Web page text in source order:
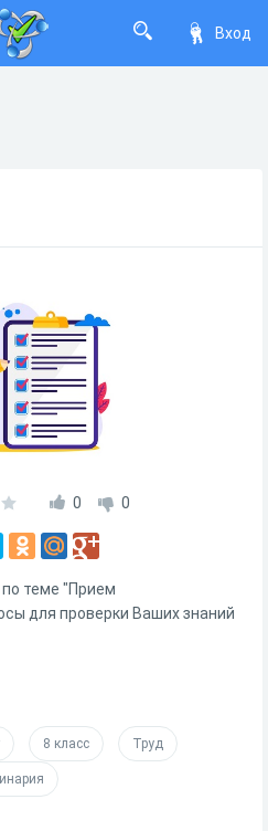
Вход
0 0
теме "Прием
для проверки Ваших знаний
8 класс Труд